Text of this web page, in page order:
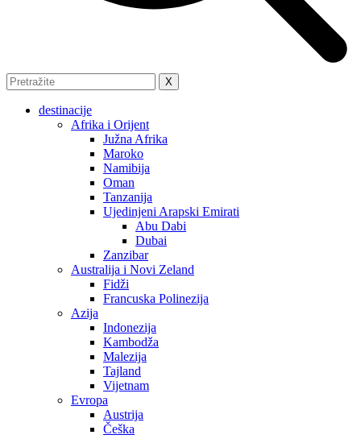
X
destinacije
Afrika i Orijent
Južna Afrika
Maroko
Namibija
Oman
Tanzanija
Ujedinjeni Arapski Emirati
Abu Dabi
Dubai
Zanzibar
Australija i Novi Zeland
Fidži
Francuska Polinezija
Azija
Indonezija
Kambodža
Malezija
Tajland
Vijetnam
Evropa
Austrija
Češka